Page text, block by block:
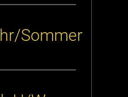
Sommer